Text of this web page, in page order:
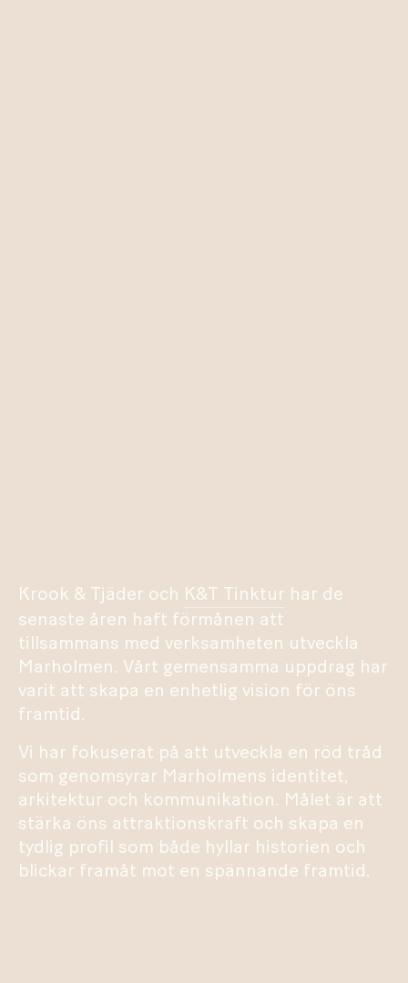
Krook & Tjäder och K&T Tinktur har de
senaste åren haft förmånen att
tillsammans med verksamheten utveckla
Marholmen. Vårt gemensamma uppdrag har
varit att skapa en enhetlig vision för öns
framtid.
Vi har fokuserat på att utveckla en röd tråd
som genomsyrar Marholmens identitet,
arkitektur och kommunikation. Målet är att
stärka öns attraktionskraft och skapa en
tydlig profil som både hyllar historien och
blickar framåt mot en spännande framtid.